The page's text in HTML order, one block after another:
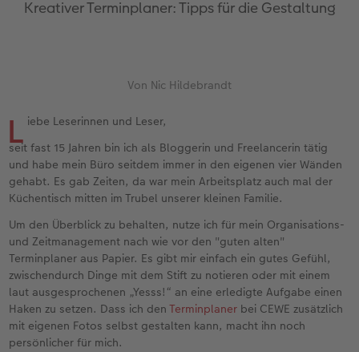
Jahrbuch gestalten
Panoramaseite
Schuber
Designvorlagen
Foto-Kochbuch
Kundenbeispiele
Webinare & VHS
CEWE Forum
Bilderboxen
Filmentwicklung
Fotosticker
Fotosets
Sofortfotos
Passbild
Scan-Service
Sofortsticker
Fotocollage
Acrylglas
Alu-Dibond
Foto auf Holz
Hartschaum
Gallery Print
hexxas
Willkommensschild
Dankeskarten Kommunion
Urlaubsgrüße
Weitere Anlässe
Papierqualitäten
Klappkarten
Fotokarten
Postkarten
Karte mit Einsteckfoto
Textilien
Foto-Geschenkbox
Art Prints
Handyhüllen
Faber-Castell
Fotokalender
Haustierwelt
Geschenkideen
Wandkalender mit Design
Kalender-Kundenbeispiele
Neuheiten
Extras
CEWE myPhotos
Max Case
PopGrip
Cardholder
CEWE myPhotos
Neuheiten
nachhaltiger Schenken
Liebe schenken
Geburtstagsgeschenke
Kundenbeispiele
Neuheiten
Liebe schenken
Gestaltungsideen
Anleitungen und Hilfe
Hochzeit
Baby
Familie
Geburtstag
Fotowettbewerbe
Kreativer Terminplaner: Tipps für die Gestaltung
Von Nic Hildebrandt
L iebe Leserinnen und Leser,
seit fast 15 Jahren bin ich als Bloggerin und Freelancerin tätig
und habe mein Büro seitdem immer in den eigenen vier Wänden
gehabt. Es gab Zeiten, da war mein Arbeitsplatz auch mal der
Küchentisch mitten im Trubel unserer kleinen Familie.
Um den Überblick zu behalten, nutze ich für mein Organisations-
und Zeitmanagement nach wie vor den "guten alten"
Terminplaner aus Papier. Es gibt mir einfach ein gutes Gefühl,
zwischendurch Dinge mit dem Stift zu notieren oder mit einem
laut ausgesprochenen „Yesss!“ an eine erledigte Aufgabe einen
Haken zu setzen. Dass ich denTerminplaner bei CEWE zusätzlich
mit eigenen Fotos selbst gestalten kann, macht ihn noch
persönlicher für mich.